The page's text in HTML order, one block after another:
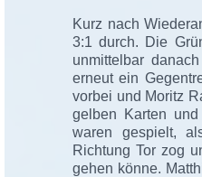
Kurz nach
3:1 durch. Die
unmittelbar
erneut ein
vorbei und Moritz
gelben Karten
waren gespielt,
Richtung Tor zog
gehen könne.